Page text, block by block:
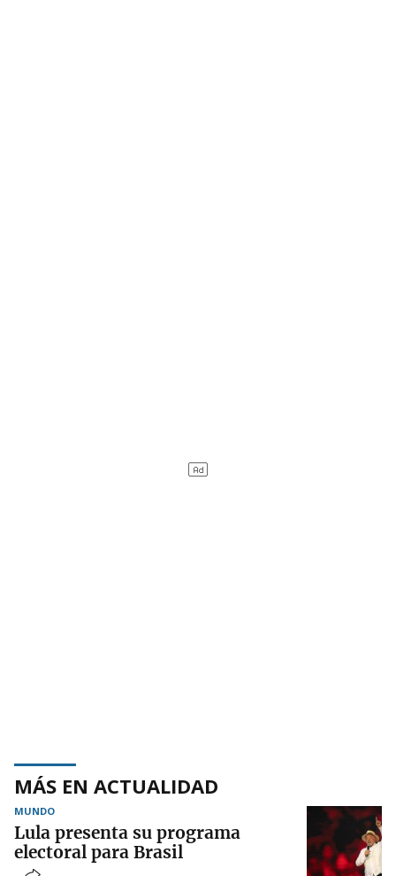
MÁS EN ACTUALIDAD
MUNDO
Lula presenta su programa
electoral para Brasil